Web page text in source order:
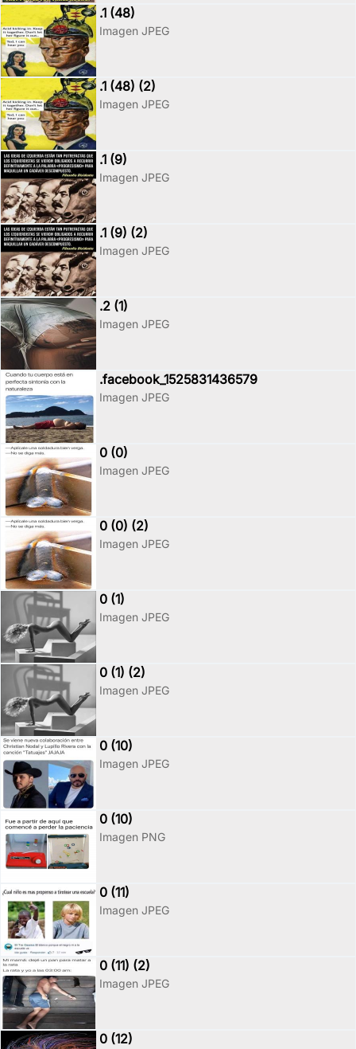
.1 (48)
Imagen JPEG
.1 (48) (2)
Imagen JPEG
.1 (9)
Imagen JPEG
.1 (9) (2)
Imagen JPEG
.2 (1)
Imagen JPEG
.facebook_1525831436579
Imagen JPEG
0 (0)
Imagen JPEG
0 (0) (2)
Imagen JPEG
0 (1)
Imagen JPEG
0 (1) (2)
Imagen JPEG
0 (10)
Imagen JPEG
0 (10)
Imagen PNG
0 (11)
Imagen JPEG
0 (11) (2)
Imagen JPEG
0 (12)